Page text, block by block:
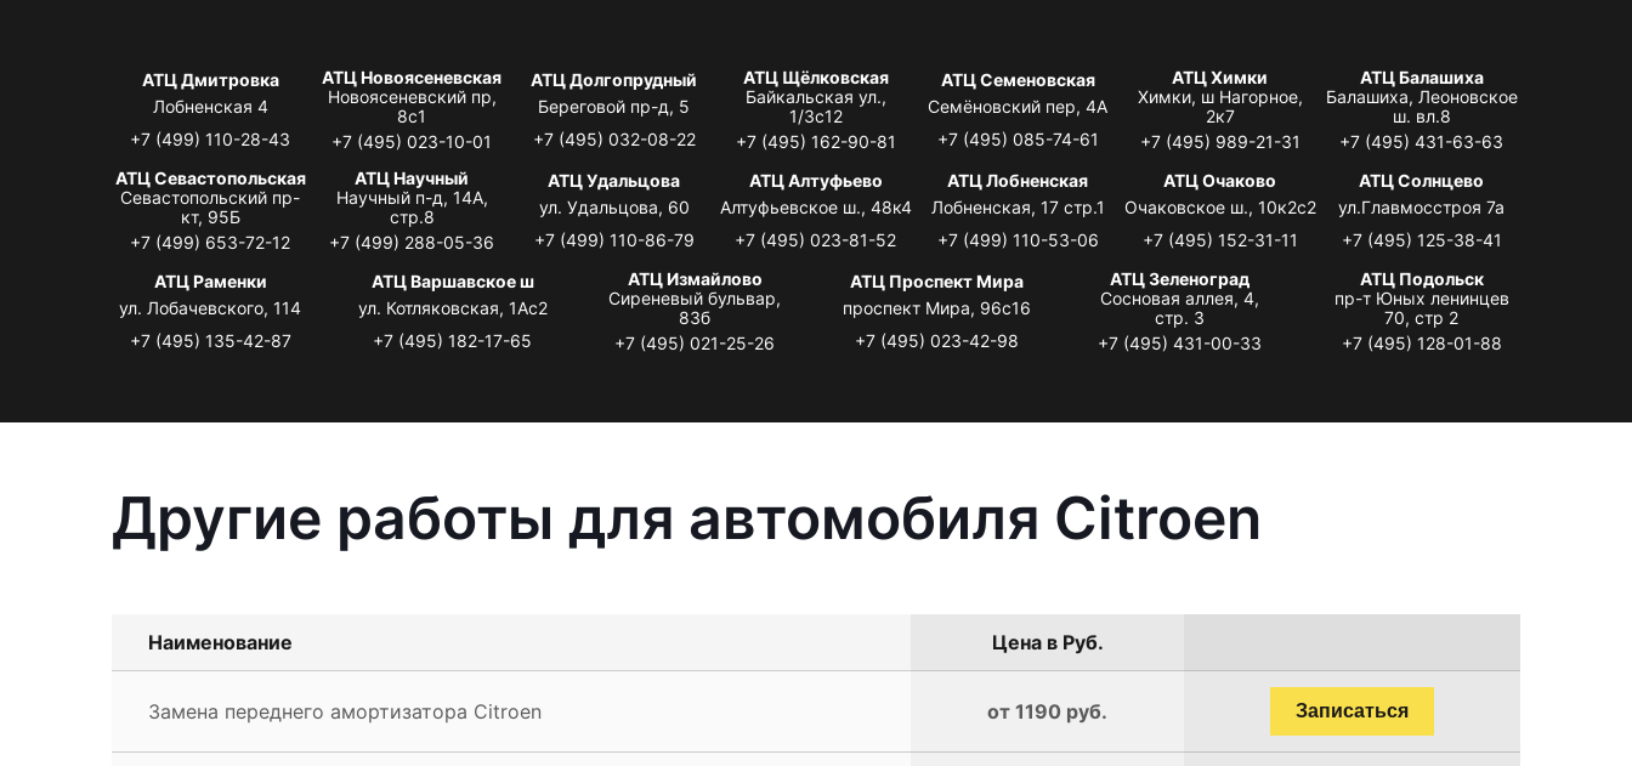
АТЦ Дмитровка
Лобненская 4
+7 (499) 110-28-43
АТЦ Новоясеневская
Новоясеневский пр,
8с1
+7 (495) 023-10-01
АТЦ Долгопрудный
Береговой пр-д, 5
+7 (495) 032-08-22
АТЦ Щёлковская
Байкальская ул.,
1/3с12
+7 (495) 162-90-81
АТЦ Семеновская
Семёновский пер, 4А
+7 (495) 085-74-61
АТЦ Химки
Химки, ш Нагорное,
2к7
+7 (495) 989-21-31
АТЦ Балашиха
Балашиха, Леоновское
ш. вл.8
+7 (495) 431-63-63
АТЦ Севастопольская
Севастопольский пр-
кт, 95Б
+7 (499) 653-72-12
АТЦ Научный
Научный п-д, 14А,
стр.8
+7 (499) 288-05-36
АТЦ Удальцова
ул. Удальцова, 60
+7 (499) 110-86-79
АТЦ Алтуфьево
Алтуфьевское ш., 48к4
+7 (495) 023-81-52
АТЦ Лобненская
Лобненская, 17 стр.1
+7 (499) 110-53-06
АТЦ Очаково
Очаковское ш., 10к2с2
+7 (495) 152-31-11
АТЦ Солнцево
ул.Главмосстроя 7а
+7 (495) 125-38-41
АТЦ Раменки
ул. Лобачевского, 114
+7 (495) 135-42-87
АТЦ Варшавское ш
ул. Котляковская, 1Ас2
+7 (495) 182-17-65
АТЦ Измайлово
Сиреневый бульвар,
83б
+7 (495) 021-25-26
АТЦ Проспект Мира
проспект Мира, 96с16
+7 (495) 023-42-98
АТЦ Зеленоград
Сосновая аллея, 4,
стр. 3
+7 (495) 431-00-33
АТЦ Подольск
пр-т Юных ленинцев
70, стр 2
+7 (495) 128-01-88
Другие работы для автомобиля Citroen
Наименование Цена в Руб.
Замена переднего амортизатора Citroen от 1190 руб. Записаться